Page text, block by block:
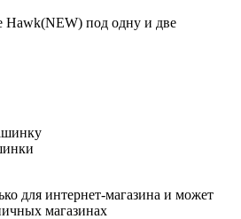
Hawk(NEW) под одну и две
для интернет-магазина и может
магазинах